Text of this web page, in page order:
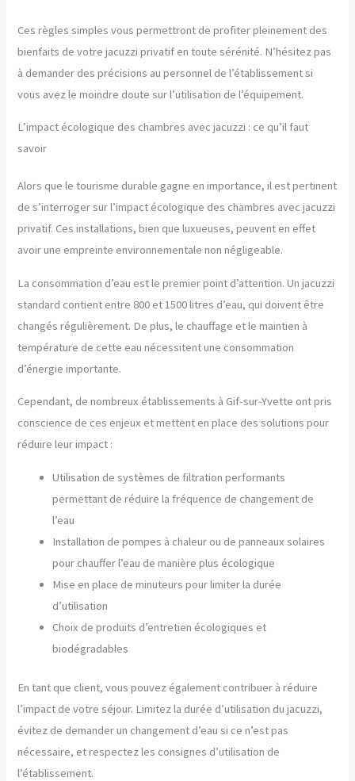
Ces règles simples vous permettront de profiter pleinement des
bienfaits de votre jacuzzi privatif en toute sérénité. N’hésitez pas
à demander des précisions au personnel de l’établissement si
vous avez le moindre doute sur l’utilisation de l’équipement.
L’impact écologique des chambres avec jacuzzi : ce qu’il faut
savoir
Alors que le tourisme durable gagne en importance, il est pertinent
de s’interroger sur l’impact écologique des chambres avec jacuzzi
privatif. Ces installations, bien que luxueuses, peuvent en effet
avoir une empreinte environnementale non négligeable.
La consommation d’eau est le premier point d’attention. Un jacuzzi
standard contient entre 800 et 1500 litres d’eau, qui doivent être
changés régulièrement. De plus, le chauffage et le maintien à
température de cette eau nécessitent une consommation
d’énergie importante.
Cependant, de nombreux établissements à Gif-sur-Yvette ont pris
conscience de ces enjeux et mettent en place des solutions pour
réduire leur impact :
Utilisation de systèmes de filtration performants
permettant de réduire la fréquence de changement de
l’eau
Installation de pompes à chaleur ou de panneaux solaires
pour chauffer l’eau de manière plus écologique
Mise en place de minuteurs pour limiter la durée
d’utilisation
Choix de produits d’entretien écologiques et
biodégradables
En tant que client, vous pouvez également contribuer à réduire
l’impact de votre séjour. Limitez la durée d’utilisation du jacuzzi,
évitez de demander un changement d’eau si ce n’est pas
nécessaire, et respectez les consignes d’utilisation de
l’établissement.